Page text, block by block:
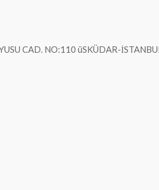
CAD. NO:110 üSKÜDAR-İSTANBUL